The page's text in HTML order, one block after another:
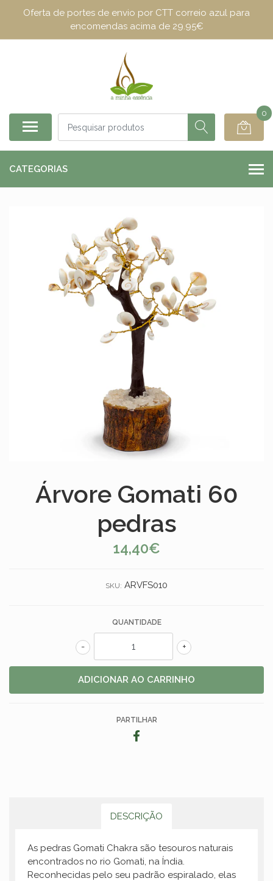
Oferta de portes de envio por CTT correio azul para
encomendas acima de 29.95€
0
CATEGORIAS
Árvore Gomati 60
pedras
14,40€
SKU: ARVFS010
QUANTIDADE
+
-
PARTILHAR
DESCRIÇÃO
As pedras Gomati Chakra são tesouros naturais
encontrados no rio Gomati, na Índia.
Reconhecidas pelo seu padrão espiralado, elas